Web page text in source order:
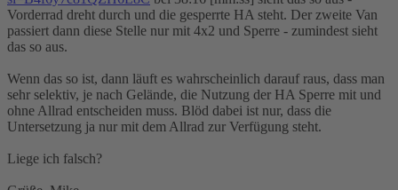
Vorderrad dreht durch und die gesperrte HA steht. Der zweite Van
passiert dann diese Stelle nur mit 4x2 und Sperre - zumindest sieht
das so aus.
Wenn das so ist, dann läuft es wahrscheinlich darauf raus, dass man
sehr selektiv, je nach Gelände, die Nutzung der HA Sperre mit und
ohne Allrad entscheiden muss. Blöd dabei ist nur, dass die
Untersetzung ja nur mit dem Allrad zur Verfügung steht.
Liege ich falsch?